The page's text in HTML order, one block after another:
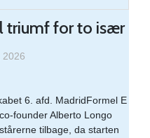
triumf for to især
2026
6. afd. MadridFormel E
founder Alberto Longo
tilbage, da starten